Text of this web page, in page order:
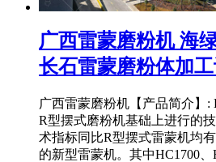
广西雷蒙磨粉机 海
长石雷蒙磨粉体加
广西雷蒙磨粉机【产品简介】:
R型摆式磨粉机基础上进行的
术指标同比R型摆式雷蒙机均
的新型雷蒙机。其中HC1700